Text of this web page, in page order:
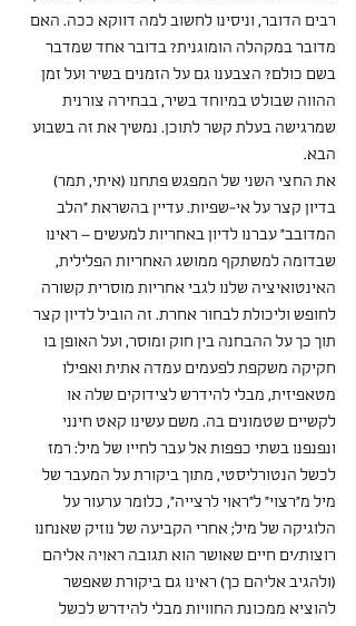
רבים הדובר, וניסינו לחשוב למה דווקא ככה. האם
מדובר במקהלה הומוגנית? בדובר אחד שמדבר
בשם כולם? הצבענו גם על הזמנים בשיר ועל זמן
ההווה שבולט במיוחד בשיר, בבחירה צורנית
שמרגישה בעלת קשר לתוכן. נמשיך את זה בשבוע
הבא.
את החצי השני של המפגש פתחנו (איתי, תמר)
בדיון קצר על אי-שפיות. עדיין בהשראת "הלב
המדובב" עברנו לדיון באחריות למעשים – ראינו
שבדומה למשתקף ממושג האחריות הפלילית,
האינטואיציה שלנו לגבי אחריות מוסרית קשורה
לחופש וליכולת לבחור אחרת. זה הוביל לדיון קצר
תוך כך על ההבחנה בין חוק ומוסר, ועל האופן בו
חקיקה משקפת לפעמים עמדה אתית ואפילו
מטאפיזית, מבלי להידרש לצידוקים שלה או
לקשיים שטמונים בה. משם עשינו קאט חינני
ונפנפנו בשתי כפפות אל עבר לחייו של מיל: רמז
לכשל הנטורליסטי, מתוך ביקורת על המעבר של
מיל מ"רצוי" ל"ראוי לרצייה", כלומר ערעור על
הלוגיקה של מיל; אחרי הקביעה של נוזיק שאנחנו
רוצות/ים חיים שאושר הוא תגובה ראויה אליהם
(ולהגיב אליהם כך) ראינו גם ביקורת שאפשר
להוציא ממכונת החוויות מבלי להידרש לכשל